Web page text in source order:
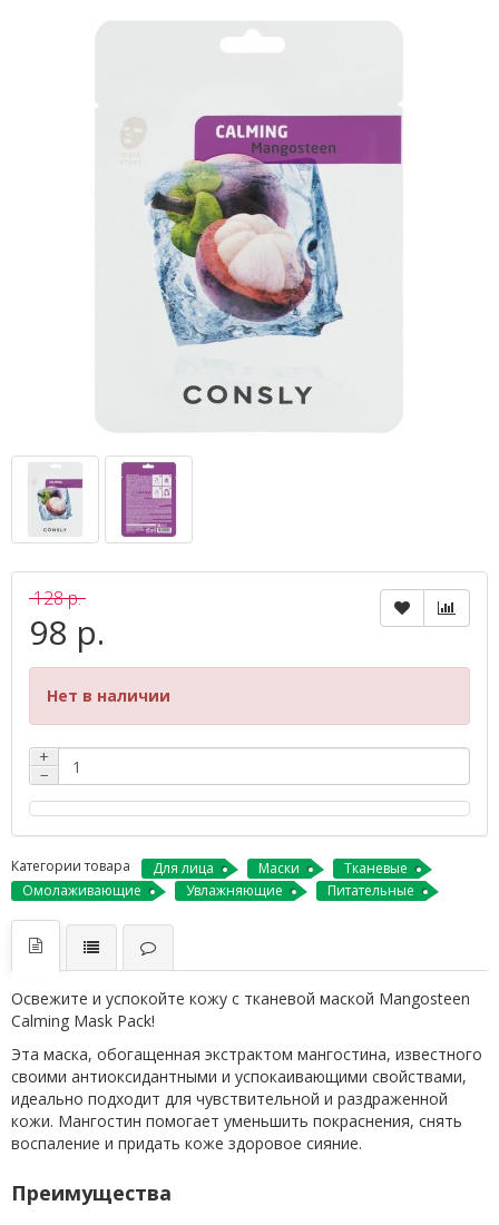
128 р.
98 р.
Нет в наличии
+
−
Категории товара Для лица Маски
Тканевые
Омолаживающие
Увлажняющие Питательные
Освежите и успокойте кожу с тканевой маской Mangosteen
Calming Mask Pack!
Эта маска, обогащенная экстрактом мангостина, известного
своими антиоксидантными и успокаивающими свойствами,
идеально подходит для чувствительной и раздраженной
кожи. Мангостин помогает уменьшить покраснения, снять
воспаление и придать коже здоровое сияние.
Преимущества